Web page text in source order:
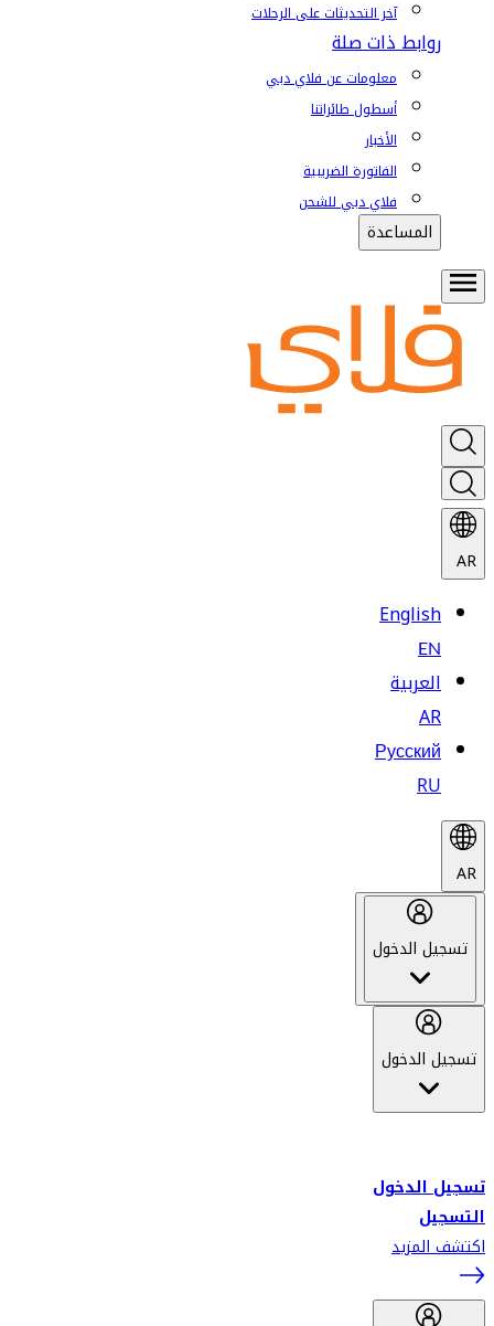
آخر التحديثات على الرحلات
روابط ذات صلة
معلومات عن فلاي دبي
أسطول طائراتنا
الأخبار
الفاتورة الضريبية
فلاي دبي للشحن
المساعدة
AR
English
EN
العربية
AR
Русский
RU
AR
تسجيل الدخول
تسجيل الدخول
تسجيل الدخول
التسجيل
اكتشف المزيد